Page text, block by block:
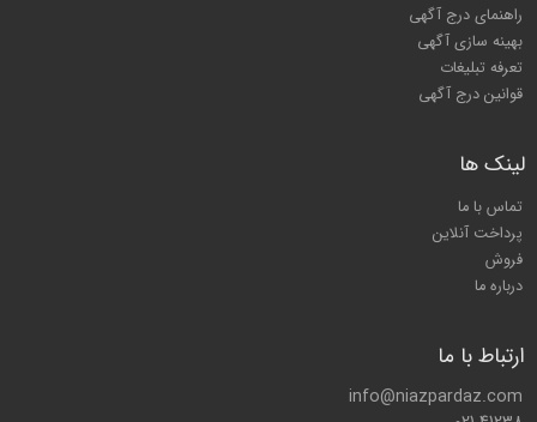
راهنمای درج آگهی
بهینه سازی آگهی
تعرفه تبلیغات
قوانین درج آگهی
لینک ها
تماس با ما
پرداخت آنلاین
فروش
درباره ما
ارتباط با ما
info@niazpardaz.com